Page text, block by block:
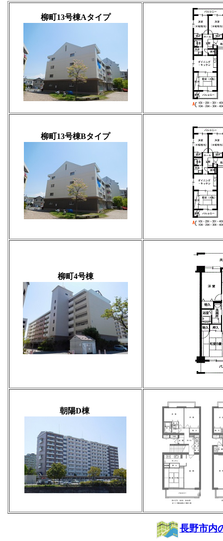
柳町13号棟Aタイプ
柳町13号棟Bタイプ
柳町4号棟
朝陽D棟
長野市内